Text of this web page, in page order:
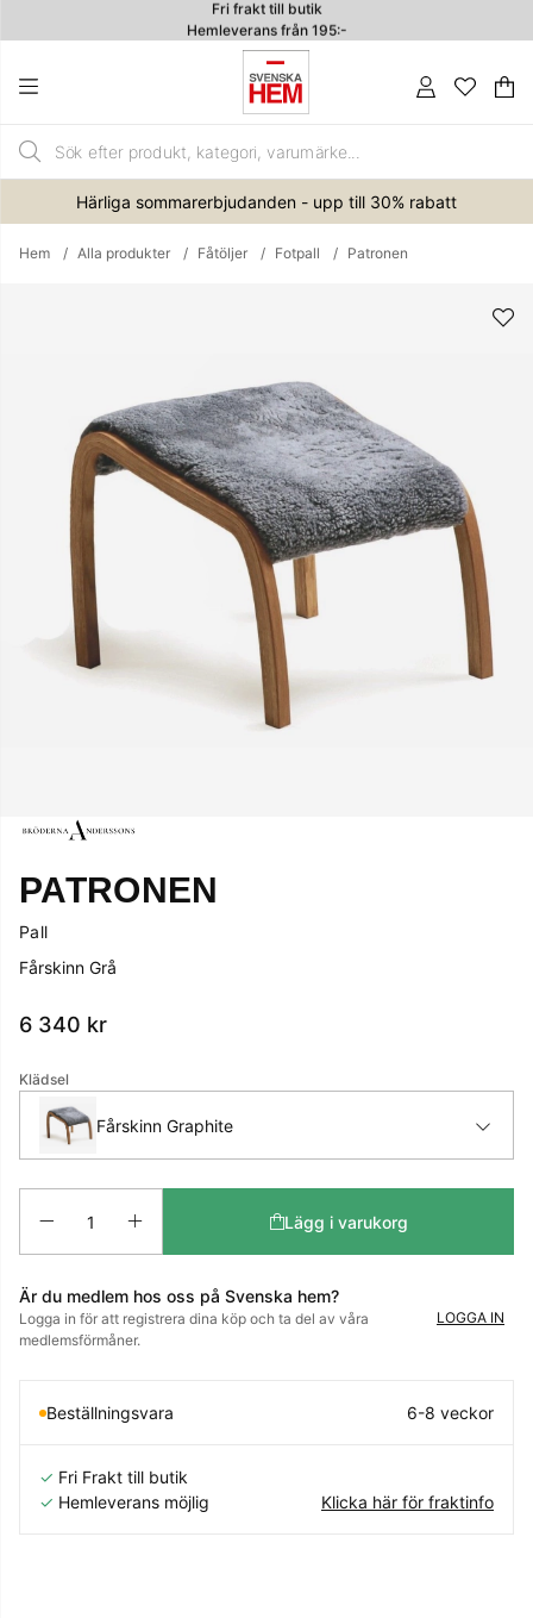
Hemleverans från 195:-
4.7
.
Härliga sommarerbjudanden - upp till 30% rabatt
Hem Alla produkter Fåtöljer Fotpall Patronen
PATRONEN
Pall
Fårskinn Grå
6 340 kr
Klädsel
Fårskinn Graphite
Lägg i varukorg
Är du medlem hos oss på Svenska hem?
Logga in för att registrera dina köp och ta del av våra
medlemsförmåner.
LOGGA IN
Beställningsvara 6-8 veckor
✓ Fri Frakt till butik
✓ Hemleverans möjlig Klicka här för fraktinfo